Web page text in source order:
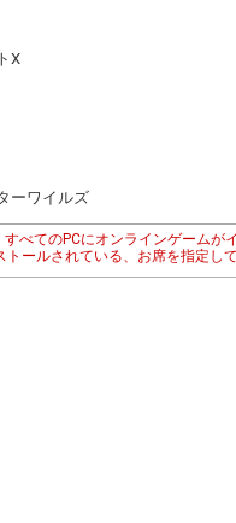
X
ーワイルズ
べてのPCにオンラインゲーム
ールされている、お席を指定して